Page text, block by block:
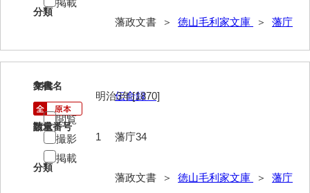
西殿日記
福間隆廉自記
大番所日記
分類
藩政文書 ＞ 徳山毛利家文庫 ＞ 藩庁
34
文書名
伝命録
請求番号
藩庁34
分類
藩政文書 ＞ 徳山毛利家文庫 ＞ 藩庁
年代
明治3年[1870]
数量
1
閲覧
撮影
掲載